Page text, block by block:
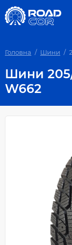
Головна Шини
Шини
W662